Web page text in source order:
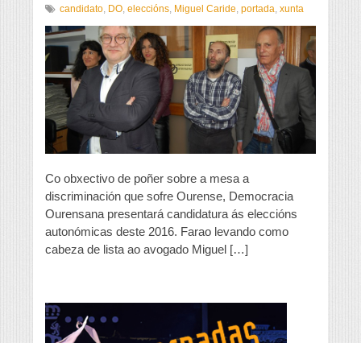
Democracia
presenta
o
seu
candidato
Xunta
candidato, DO, eleccións, Miguel Caride, portada, xunta
Co obxectivo de poñer sobre a mesa a
discriminación que sofre Ourense, Democracia
Ourensana presentará candidatura ás eleccións
autonómicas deste 2016. Farao levando como
cabeza de lista ao avogado Miguel […]